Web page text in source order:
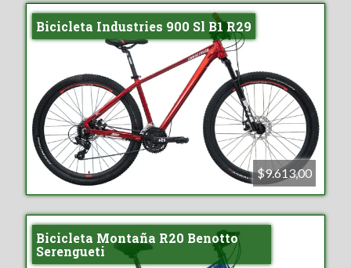
Bicicleta Industries 900 Sl B1 R29
$9.613,00
Bicicleta Montaña R20 Benotto
Serengueti